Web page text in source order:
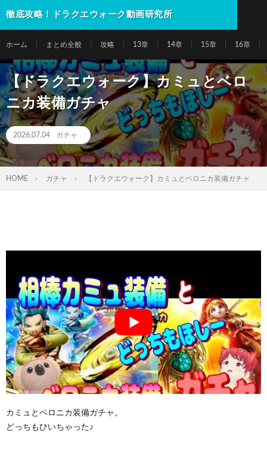
徹底攻略！ドラクエウォーク動画研究所
ホーム まとめ全般 攻略 13章 14章 15章 16章
【ドラクエウォーク】カミュとベロ
ニカ装備ガチャ
2026.07.04 ガチャ
HOME ガチャ 【ドラクエウォーク】カミュとベロニカ装備ガチャ
カミュとベロニカ装備ガチャ。
どっちもひいちゃった♪